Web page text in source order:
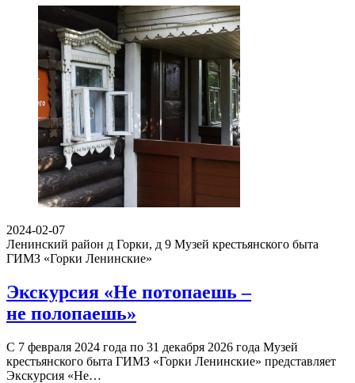
2024-02-07
Ленинский район д Горки, д 9 Музей крестьянского быта
ГИМЗ «Горки Ленинские»
Экскурсия «Не потопаешь –
не полопаешь»
С 7 февраля 2024 года по 31 декабря 2026 года Музей
крестьянского быта ГИМЗ «Горки Ленинские» представляет
Экскурсия «Не…